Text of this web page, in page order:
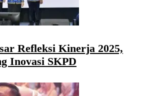
Refleksi Kinerja 2025,
Inovasi SKPD